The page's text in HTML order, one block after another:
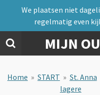
naar
de
hoofdinhoud
MIJN
We plaatsen niet
regelmatig even
Home » START » St. Anna
lagere